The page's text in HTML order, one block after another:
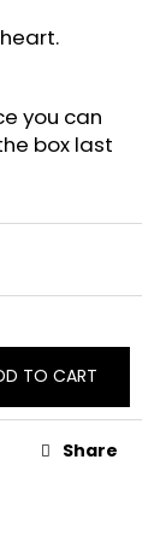
you can
box last
TO CART
Share